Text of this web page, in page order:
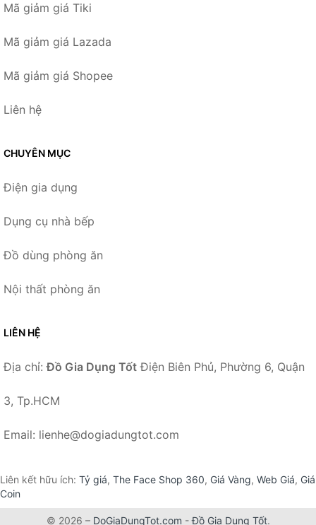
Mã giảm giá Tiki
Mã giảm giá Lazada
Mã giảm giá Shopee
Liên hệ
CHUYÊN MỤC
Điện gia dụng
Dụng cụ nhà bếp
Đồ dùng phòng ăn
Nội thất phòng ăn
LIÊN HỆ
Địa chỉ:Đồ Gia Dụng Tốt Điện Biên Phủ, Phường 6, Quận
3, Tp.HCM
Email: lienhe@dogiadungtot.com
Liên kết hữu ích: Tỷ giá, The Face Shop 360, Giá Vàng, Web Giá, Giá
Coin
© 2026 – DoGiaDungTot.com -Đồ Gia Dụng Tốt.